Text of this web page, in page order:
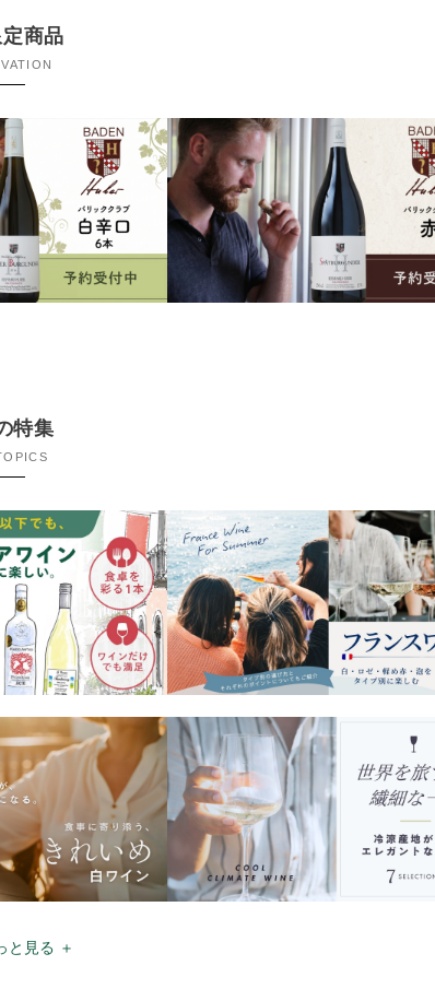
商品
特集
と見る ＋